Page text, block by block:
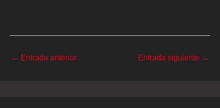
← Entrada anterior Entrada siguiente →